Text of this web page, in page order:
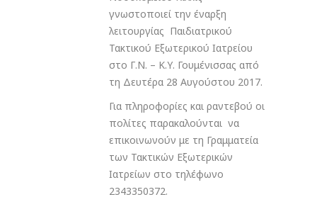
γνωστοποιεί την έναρξη
λειτουργίας Παιδιατρικού
Τακτικού Εξωτερικού Ιατρείου
στο Γ.Ν. – Κ.Υ. Γουμένισσας από
τη Δευτέρα 28 Αυγούστου 2017.
Για πληροφορίες και ραντεβού οι
πολίτες παρακαλούνται να
επικοινωνούν με τη Γραμματεία
των Τακτικών Εξωτερικών
Ιατρείων στο τηλέφωνο
2343350372.